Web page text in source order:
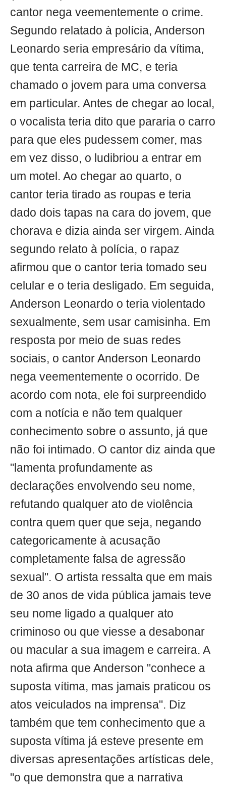
cantor nega veementemente o crime.
Segundo relatado à polícia, Anderson
Leonardo seria empresário da vítima,
que tenta carreira de MC, e teria
chamado o jovem para uma conversa
em particular. Antes de chegar ao local,
o vocalista teria dito que pararia o carro
para que eles pudessem comer, mas
em vez disso, o ludibriou a entrar em
um motel. Ao chegar ao quarto, o
cantor teria tirado as roupas e teria
dado dois tapas na cara do jovem, que
chorava e dizia ainda ser virgem. Ainda
segundo relato à polícia, o rapaz
afirmou que o cantor teria tomado seu
celular e o teria desligado. Em seguida,
Anderson Leonardo o teria violentado
sexualmente, sem usar camisinha. Em
resposta por meio de suas redes
sociais, o cantor Anderson Leonardo
nega veementemente o ocorrido. De
acordo com nota, ele foi surpreendido
com a notícia e não tem qualquer
conhecimento sobre o assunto, já que
não foi intimado. O cantor diz ainda que
"lamenta profundamente as
declarações envolvendo seu nome,
refutando qualquer ato de violência
contra quem quer que seja, negando
categoricamente à acusação
completamente falsa de agressão
sexual". O artista ressalta que em mais
de 30 anos de vida pública jamais teve
seu nome ligado a qualquer ato
criminoso ou que viesse a desabonar
ou macular a sua imagem e carreira. A
nota afirma que Anderson "conhece a
suposta vítima, mas jamais praticou os
atos veiculados na imprensa". Diz
também que tem conhecimento que a
suposta vítima já esteve presente em
diversas apresentações artísticas dele,
"o que demonstra que a narrativa